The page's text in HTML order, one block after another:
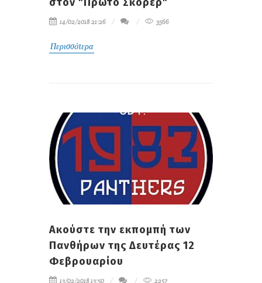
14/02/2018 21:26 3566
Περισσότερα
Ακούστε την εκπομπή των
Πανθήρων της Δευτέρας 12
Φεβρουαρίου
13/02/2018 13:50 2257